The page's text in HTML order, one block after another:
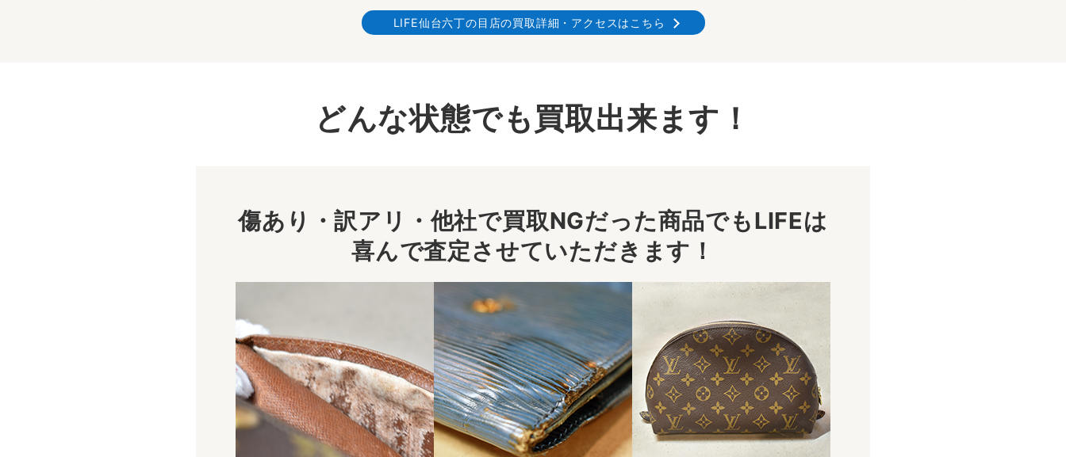
LIFE仙台六丁の目店の買取詳細・アクセスはこちら
どんな状態でも買取出来ます！
傷あり・訳アリ・他社で買取NGだった商品でもLIFEは
喜んで査定させていただきます！